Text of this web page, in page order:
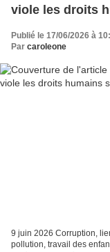
viole les droits
Publié le 17/06/2026 à
Par caroleone
9 juin 2026 Corruption,
pollution, travail des